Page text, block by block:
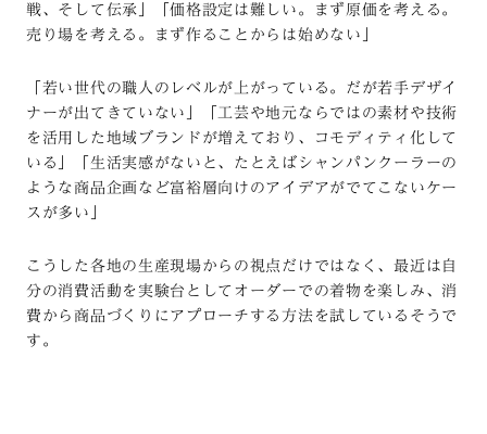
戦、そして伝承」「価格設定は難しい。まず原価を考える。
売り場を考える。まず作ることからは始めない」
「若い世代の職人のレベルが上がっている。だが若手デザイ
ナーが出てきていない」「工芸や地元ならではの素材や技術
を活用した地域ブランドが増えており、コモディティ化して
いる」「生活実感がないと、たとえばシャンパンクーラーの
ような商品企画など富裕層向けのアイデアがでてこないケー
スが多い」
こうした各地の生産現場からの視点だけではなく、最近は自
分の消費活動を実験台としてオーダーでの着物を楽しみ、消
費から商品づくりにアプローチする方法を試しているそうで
す。